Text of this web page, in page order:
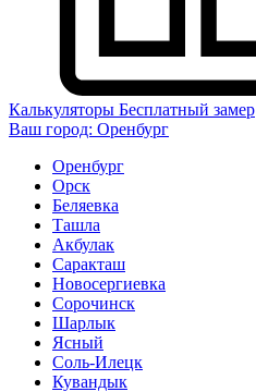
Калькуляторы Бесплатный замер
Ваш город: Оренбург
Оренбург
Орск
Беляевка
Ташла
Акбулак
Саракташ
Новосергиевка
Сорочинск
Шарлык
Ясный
Соль-Илецк
Кувандык